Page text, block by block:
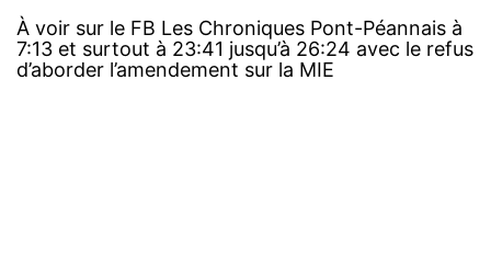
À voir sur le FB Les Chroniques Pont-Péannais à
7:13 et surtout à 23:41 jusqu’à 26:24 avec le refus
d’aborder l’amendement sur la MIE